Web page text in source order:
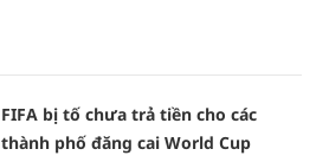
FIFA bị tố chưa trả tiền cho các
thành phố đăng cai World Cup